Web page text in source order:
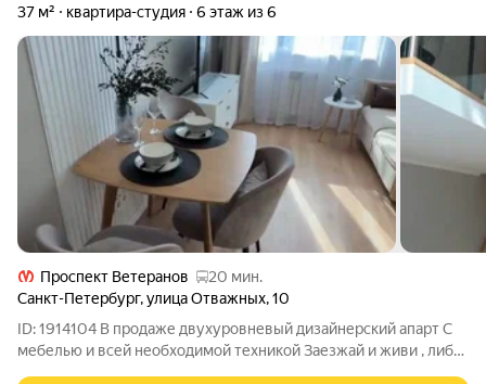
37 м² квартира-студия 6 этаж из 6
Проспект Ветеранов
20 мин.
Санкт-Петербург,улица Отважных,10
ID: 1914104 В продаже двухуровневый дизайнерский апарт С
мебелью и всей необходимой техникой Заезжай и живи , либо